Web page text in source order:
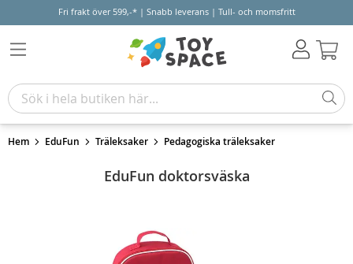
Fri frakt över 599,-* | Snabb leverans | Tull- och momsfritt
Hem EduFun Träleksaker Pedagogiska träleksaker
EduFun doktorsväska